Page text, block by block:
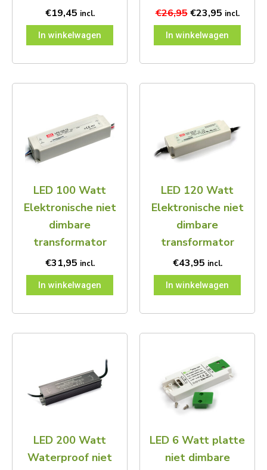
€19,45 incl.
In winkelwagen
€26,95 €23,95 incl.
In winkelwagen
LED 100 Watt
Elektronische niet
dimbare
transformator
€31,95 incl.
In winkelwagen
LED 120 Watt
Elektronische niet
dimbare
transformator
€43,95 incl.
In winkelwagen
LED 200 Watt
Waterproof niet
LED 6 Watt platte
niet dimbare